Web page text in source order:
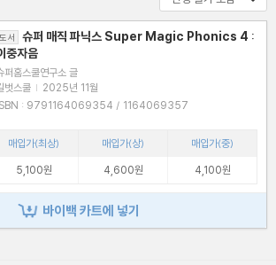
도서
슈퍼 매직 파닉스 Super Magic Phonics 4 :
중자음
퍼홈스쿨연구소 글
벗스쿨 | 2025년 11월
ISBN : 9791164069354 / 1164069357
매입가(최상) 매입가(상)
매입가(중)
5,100원 4,600원 4,100원
바이백 카트에 넣기